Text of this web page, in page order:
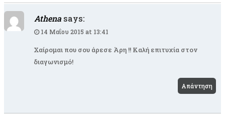
Athena says:
14 Μαΐου 2015 at 13:41
Χαίρομαι που σου άρεσε Άρη !! Καλή επιτυχία στον
διαγωνισμό!
Απάντηση